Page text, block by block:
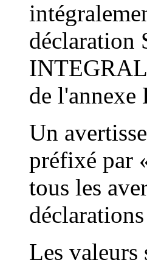
déclaration
de l'annexe
Un
préfixé par
tous les
Les valeurs